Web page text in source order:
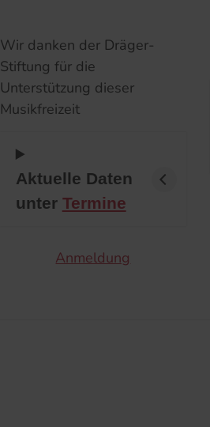
Wir danken der Dräger-
Stiftung für die
Unterstützung dieser
Musikfreizeit
Aktuelle Daten
unter Termine
Anmeldung